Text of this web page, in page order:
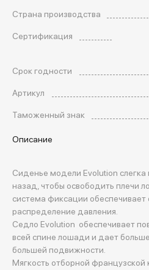
Страна производства
Сертификация
Срок годности
Артикул
Таможенный знак
Описание
Сиденье модели Evolution
назад, чтобы освободить плечи
система фиксации
распределение давления.
Седло Evolution обеспечивает
всей спине лошади и дает
большей подвижности.
Мягкость отборной французской